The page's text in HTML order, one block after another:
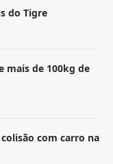
do Tigre
mais de 100kg de
com carro na